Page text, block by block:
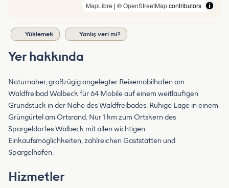
MapLibre | ©OpenStreetMapcontributors
Yüklemek Yanlış veri mi?
Yer hakkında
Naturnaher, großzügig angelegter Reisemobilhafen am
Waldfreibad Walbeck für 64 Mobile auf einem weitläufigen
Grundstück in der Nähe des Waldfreibades. Ruhige Lage in einem
Grüngürtel am Ortsrand. Nur 1 km zum Ortskern des
Spargeldorfes Walbeck mit allen wichtigen
Einkaufsmöglichkeiten, zahlreichen Gaststätten und
Spargelhöfen.
Hizmetler